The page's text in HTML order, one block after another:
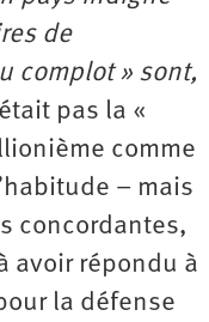
de
complot » sont,
pas la «
comme
– mais
concordantes,
avoir répondu à
la défense